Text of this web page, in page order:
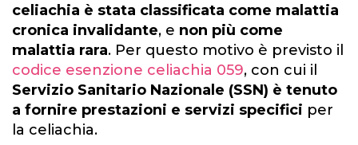
celiachia è stata classificata come malattia
cronica invalidante, e non più come
malattia rara. Per questo motivo è previsto il
codice esenzione celiachia 059, con cui il
Servizio Sanitario Nazionale (SSN) è tenuto
a fornire prestazioni e servizi specifici per
la celiachia.